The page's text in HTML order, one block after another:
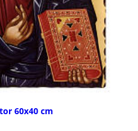
60x40 cm